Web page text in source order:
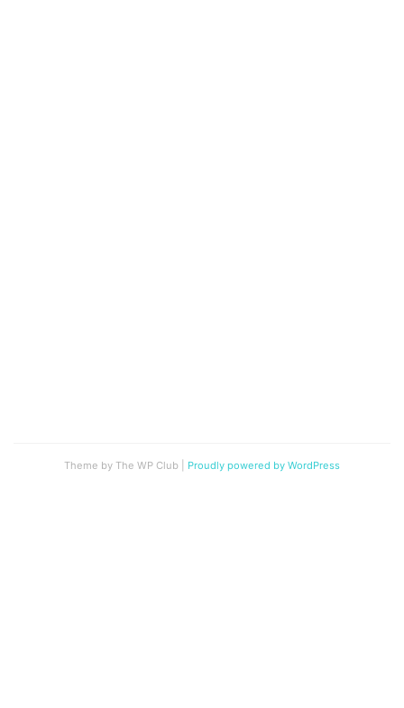
Theme by The WP Club Proudly powered by WordPress